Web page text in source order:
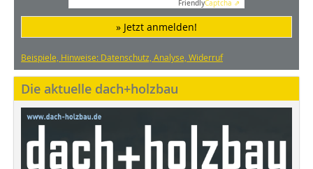
FriendlyCaptcha ⇗
» Jetzt anmelden!
Beispiele, Hinweise: Datenschutz, Analyse, Widerruf
Die aktuelle dach+holzbau